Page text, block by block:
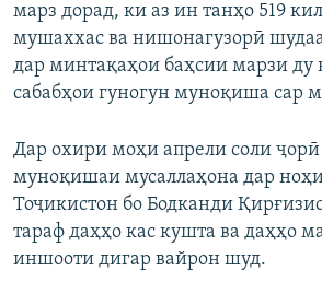
марз дорад, ки аз ин танҳо 519
мушаххас ва нишонагузорӣ
дар минтақаҳои баҳсии марзи ду
сабабҳои гуногун муноқиша сар
Дар охири моҳи апрели соли
муноқишаи мусаллаҳона дар
Тоҷикистон бо Бодканди
тараф даҳҳо кас кушта ва даҳҳо
иншооти дигар вайрон шуд.